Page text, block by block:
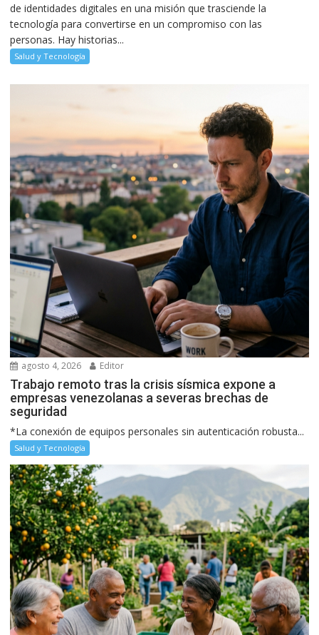
de identidades digitales en una misión que trasciende la
tecnología para convertirse en un compromiso con las
personas. Hay historias...
Salud y Tecnología
agosto 4, 2026 Editor
Trabajo remoto tras la crisis sísmica expone a
empresas venezolanas a severas brechas de
seguridad
*La conexión de equipos personales sin autenticación robusta...
Salud y Tecnología